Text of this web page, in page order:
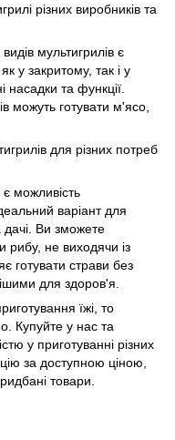
різних виробників та
мультигрилів є
у закритому, так і у
насадки та функції.
можуть готувати м'ясо,
для різних потреб
можливість
варіант для
дачі. Ви зможете
рибу, не виходячи із
готувати страви без
для здоров'я.
їжі, то
Купуйте у нас та
у приготуванні різних
за доступною ціною,
товари.